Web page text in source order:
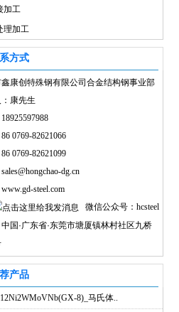
加工
理加工
方式
康创特殊钢有限公司合金结构钢事业部
康先生
0769-82621066
0769-82621099
sales@hongchao-dg.cn
www.gd-steel.com
微信公众号：hcsteel
国·广东省·东莞市塘厦镇林村社区九桥
产品
8)_马氏体..